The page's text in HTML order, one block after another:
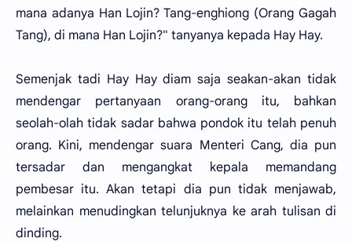
mana adanya Han Lojin? Tang-enghiong (Orang Gagah
Tang), di mana Han Lojin?" tanyanya kepada Hay Hay.
Semenjak tadi Hay Hay diam saja seakan-akan tidak
mendengar pertanyaan orang-orang itu, bahkan
seolah-olah tidak sadar bahwa pondok itu telah penuh
orang. Kini, mendengar suara Menteri Cang, dia pun
tersadar dan mengangkat kepala memandang
pembesar itu. Akan tetapi dia pun tidak menjawab,
melainkan menudingkan telunjuknya ke arah tulisan di
dinding.